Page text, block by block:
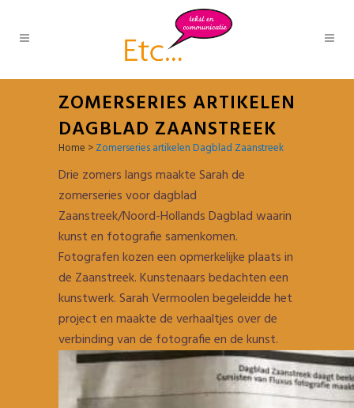
ZOMERSERIES ARTIKELEN
DAGBLAD ZAANSTREEK
Home >Zomerseries artikelen Dagblad Zaanstreek
Drie zomers langs maakte Sarah de
zomerseries voor dagblad
Zaanstreek/Noord-Hollands Dagblad waarin
kunst en fotografie samenkomen.
Fotografen kozen een opmerkelijke plaats in
de Zaanstreek. Kunstenaars bedachten een
kunstwerk. Sarah Vermoolen begeleidde het
project en maakte de verhaaltjes over de
verbinding van de fotografie en de kunst.